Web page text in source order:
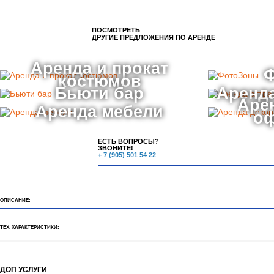
ПОСМОТРЕТЬ
ДРУГИЕ ПРЕДЛОЖЕНИЯ ПО АРЕНДЕ
Аренда и прокат
костюмов
Бьюти бар
Аренда мебели
ЕСТЬ ВОПРОСЫ?
ЗВОНИТЕ!
+ 7 (905) 501 54 22
ОПИСАНИЕ:
ТЕХ. ХАРАКТЕРИСТИКИ:
ДОП УСЛУГИ